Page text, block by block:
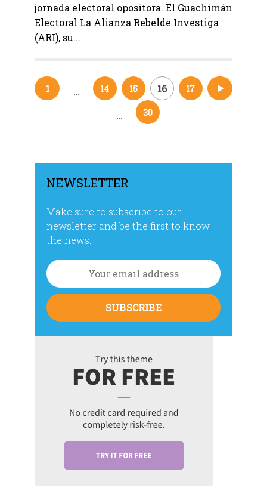
jornada electoral opositora. El Guachimán
Electoral La Alianza Rebelde Investiga
(ARI), su...
NEWSLETTER
Make sure to subscribe to our
newsletter and be the first to know
the news.
Navegación
1 14 15 16 17 18
30